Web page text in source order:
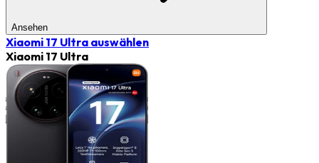
Ansehen
Xiaomi 17 Ultra auswählen
Xiaomi 17 Ultra